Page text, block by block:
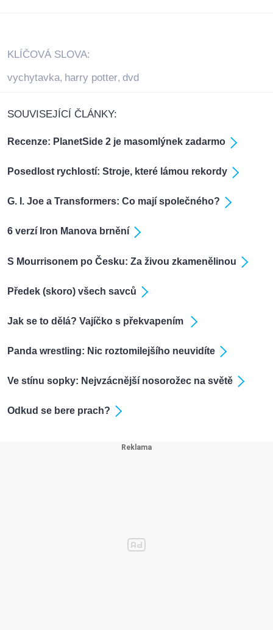
KLÍČOVÁ SLOVA:
vychytavka, harry potter, dvd
SOUVISEJÍCÍ ČLÁNKY:
Recenze: PlanetSide 2 je masomlýnek zadarmo
Posedlost rychlostí: Stroje, které lámou rekordy
G. I. Joe a Transformers: Co mají společného?
6 verzí Iron Manova brnění
S Mourrisonem po Česku: Za živou zkamenělinou
Předek (skoro) všech savců
Jak se to dělá? Vajíčko s překvapením
Panda wrestling: Nic roztomilejšího neuvidíte
Ve stínu sopky: Nejvzácnější nosorožec na světě
Odkud se bere prach?